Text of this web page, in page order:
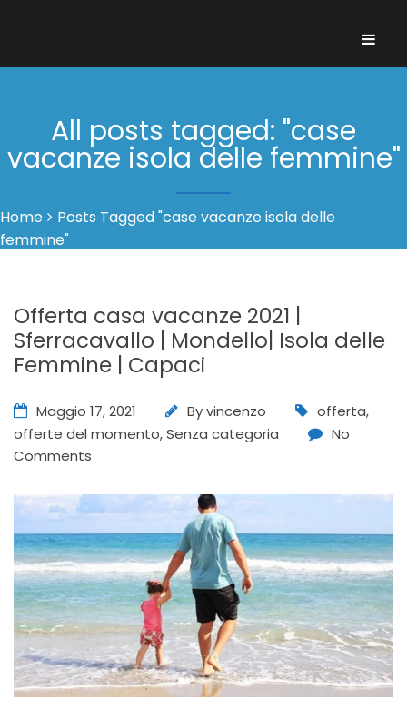
All posts tagged: "case
vacanze isola delle femmine"
Home
Posts Tagged "case vacanze isola delle
femmine"
Offerta casa vacanze 2021 |
Sferracavallo | Mondello| Isola delle
Femmine | Capaci
Maggio 17, 2021 Byvincenzo offerta,
offerte del momento,Senza categoria
No
Comments